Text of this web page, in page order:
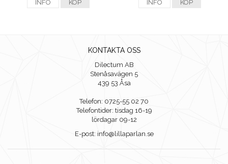
INFO KÖP INFO KÖP
KONTAKTA OSS
Dilectum AB
Stenåsavägen 5
439 53 Åsa
Telefon: 0725-55 02 70
Telefontider: tisdag 16-19
lördagar 09-12
E-post: info@lillaparlan.se